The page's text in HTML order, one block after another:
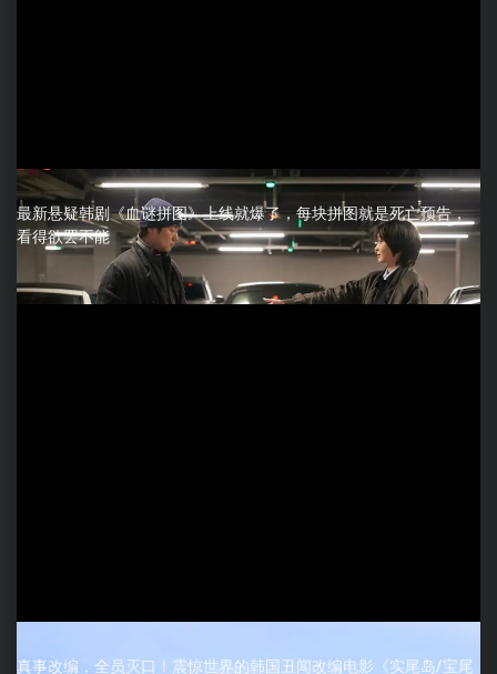
最新悬疑韩剧《血谜拼图》上线就爆了，每块拼图就是死亡预告，
看得欲罢不能
真事改编，全员灭口！震惊世界的韩国丑闻改编电影《实尾岛/宝尾